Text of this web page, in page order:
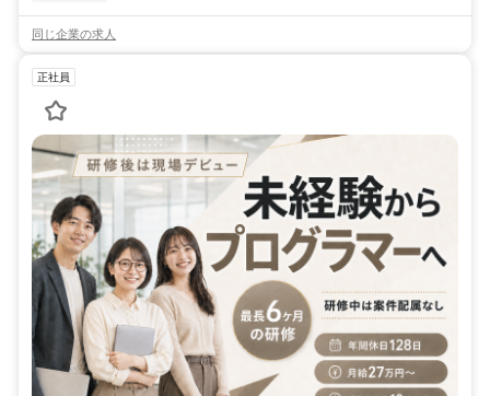
同じ企業の求人
正社員